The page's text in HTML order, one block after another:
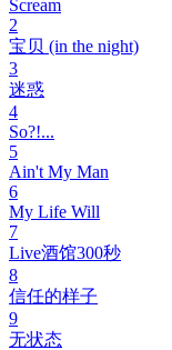
Scream
2
宝贝 (in the night)
3
迷惑
4
So?!...
5
Ain't My Man
6
My Life Will
7
Live酒馆300秒
8
信任的样子
9
无状态